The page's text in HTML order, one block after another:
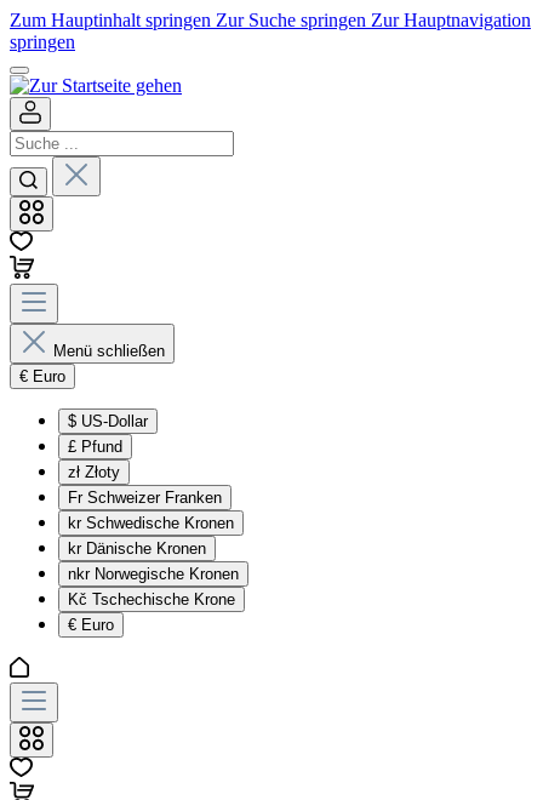
Zum Hauptinhalt springen Zur Suche springen Zur Hauptnavigation
springen
Menü schließen
€ Euro
$ US-Dollar
£ Pfund
zł Złoty
Fr Schweizer Franken
kr Schwedische Kronen
kr Dänische Kronen
nkr Norwegische Kronen
Kč Tschechische Krone
€ Euro